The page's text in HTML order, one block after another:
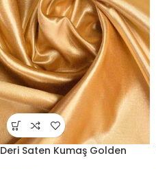
Deri Saten Kumaş Golden